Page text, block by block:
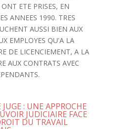
ETE PRISES, EN
ANNEES 1990. TRES
AUSSI BIEN AUX
EMPLOYES QU'A LA
DE LICENCIEMENT, A LA
AUX CONTRATS AVEC
: UNE APPROCHE
JUDICIAIRE FACE
DU TRAVAIL